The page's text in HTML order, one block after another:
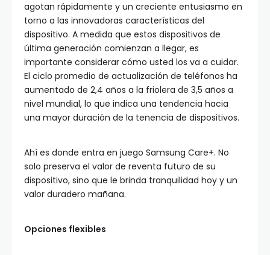
agotan rápidamente y un creciente entusiasmo en
torno a las innovadoras características del
dispositivo. A medida que estos dispositivos de
última generación comienzan a llegar, es
importante considerar cómo usted los va a cuidar.
El ciclo promedio de actualización de teléfonos ha
aumentado de 2,4 años a la friolera de 3,5 años a
nivel mundial, lo que indica una tendencia hacia
una mayor duración de la tenencia de dispositivos.
Ahí es donde entra en juego Samsung Care+. No
solo preserva el valor de reventa futuro de su
dispositivo, sino que le brinda tranquilidad hoy y un
valor duradero mañana.
Opciones flexibles